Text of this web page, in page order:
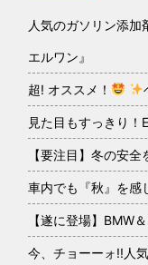
人気のガソリン添加
エルワン』
超! オススメ！
見た目もすっきり！
【要注目】冬の安全
車内でも『秋』を感
【遂に登場】BMW
今、チョーーォ!!人